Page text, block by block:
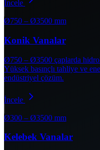
İncele
Ø750 – Ø3500 mm
Konik Vanalar
Ø750 – Ø3500 çaplarda
Yüksek basınçlı tahliye ve
endüstriyel çözüm.
İncele
Ø300 – Ø3500 mm
Kelebek Vanalar